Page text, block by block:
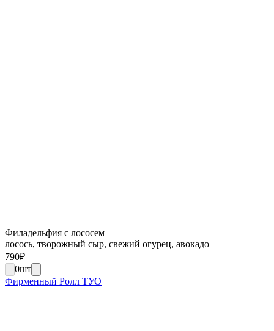
Филадельфия с лососем
лосось, творожный сыр, свежий огурец, авокадо
790₽
0шт
Фирменный Ролл ТУО